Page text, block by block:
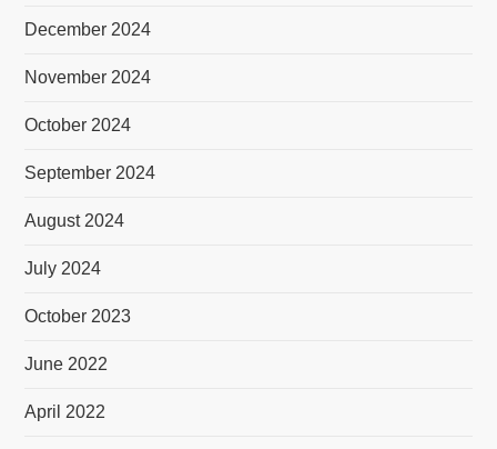
December 2024
November 2024
October 2024
September 2024
August 2024
July 2024
October 2023
June 2022
April 2022